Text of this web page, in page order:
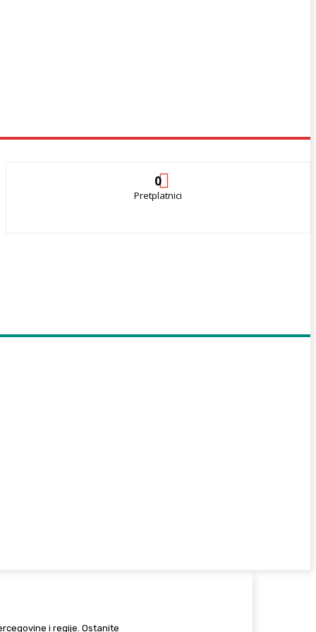
0
Pretplatnici
i regije. Ostanite